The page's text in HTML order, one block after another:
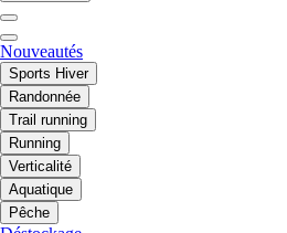
Nouveautés
Sports Hiver
Randonnée
Trail running
Running
Verticalité
Aquatique
Pêche